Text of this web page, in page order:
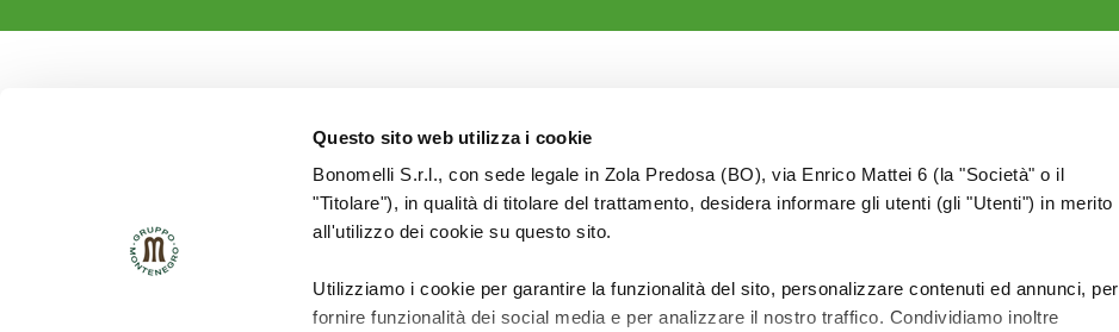
Questo sito web utilizza i cookie
Bonomelli S.r.l., con sede legale in Zola Predosa (BO), via Enrico Mattei 6 (la "Società" o il
"Titolare"), in qualità di titolare del trattamento, desidera informare gli utenti (gli "Utenti") in merito
all'utilizzo dei cookie su questo sito.
Utilizziamo i cookie per garantire la funzionalità del sito, personalizzare contenuti ed annunci, per
fornire funzionalità dei social media e per analizzare il nostro traffico. Condividiamo inoltre